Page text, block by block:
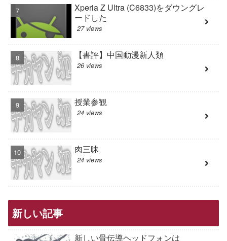
Xperia Z Ultra (C6833)をダウングレ
ードした
27 views
【書評】中国動漫新人類
26 views
授業参観
24 views
肉三昧
24 views
新しい記事
新しい骨伝導ヘッドフォンは